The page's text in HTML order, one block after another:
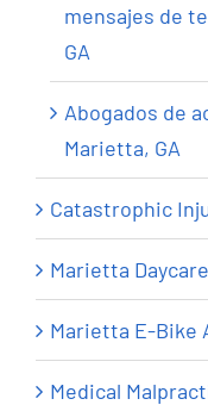
mensajes de
GA
Abogados de
Marietta, GA
Catastrophic
Marietta
Marietta E-Bike
Medical